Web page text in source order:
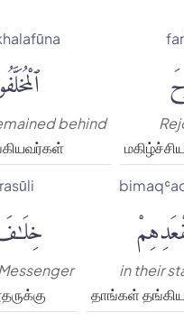
behind
in their
தாங்கள்